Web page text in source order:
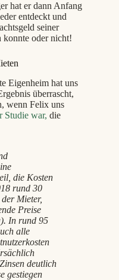
hat er dann Anfang
entdeckt und
seiner
oder nicht!
Eigenheim hat uns
überrascht,
wenn Felix uns
Studie war, die
die Kosten
rund 30
Mieter,
Preise
In rund 95
alle
deutlich
gestiegen